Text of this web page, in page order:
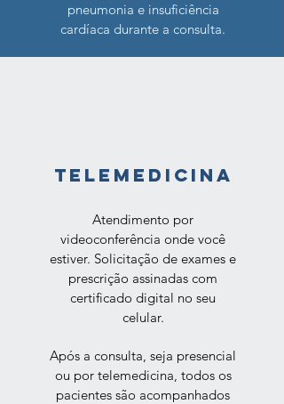
pneumonia e insuficiência
cardíaca durante a consulta.
TELEMEDICINA
Atendimento por
videoconferência onde você
estiver. Solicitação de exames e
prescrição assinadas com
certificado digital no seu
celular.
Após a consulta, seja presencial
ou por telemedicina, todos os
pacientes são acompanhados